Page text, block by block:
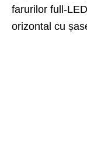
farurilor full-
orizontal cu